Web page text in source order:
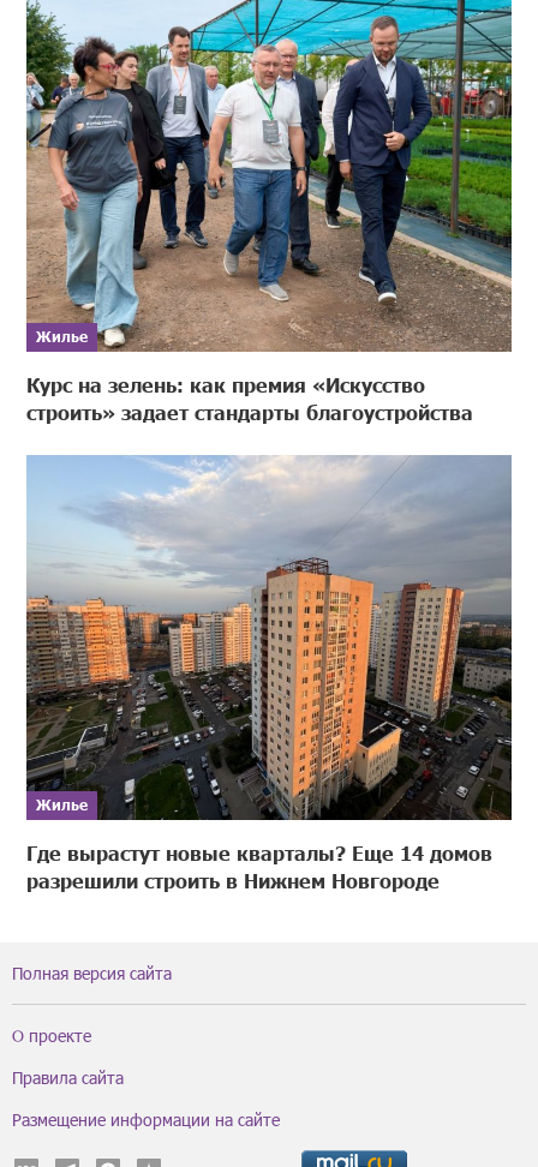
Жилье
Курс на зелень: как премия «Искусство
строить» задает стандарты благоустройства
Жилье
Где вырастут новые кварталы? Еще 14 домов
разрешили строить в Нижнем Новгороде
Полная версия сайта
О проекте
Правила сайта
Размещение информации на сайте